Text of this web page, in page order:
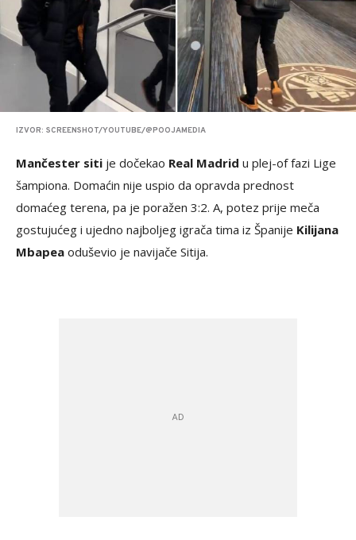
IZVOR: SCREENSHOT/YOUTUBE/@POOJAMEDIA
Mančester siti je dočekao Real Madrid u plej-of fazi Lige
šampiona. Domaćin nije uspio da opravda prednost
domaćeg terena, pa je poražen 3:2. A, potez prije meča
gostujućeg i ujedno najboljeg igrača tima iz Španije Kilijana
Mbapea oduševio je navijače Sitija.